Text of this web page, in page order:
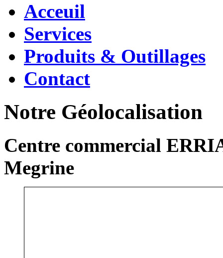
Acceuil
Services
Produits & Outillages
Contact
Notre Géolocalisation
Centre commercial
Megrine